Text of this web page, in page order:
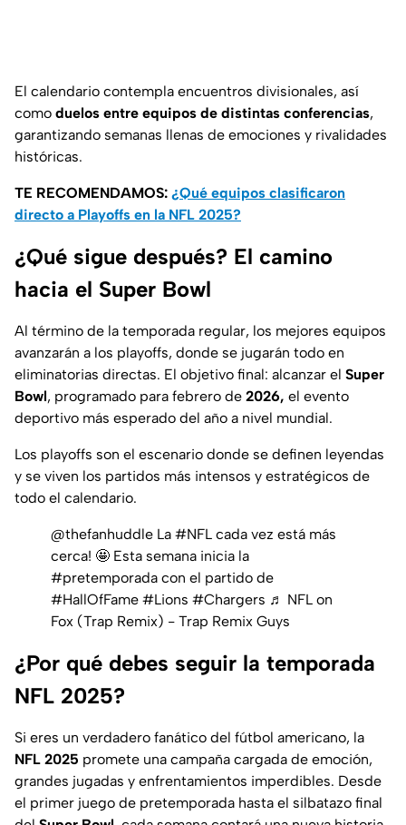
El calendario contempla encuentros divisionales, así
como duelos entre equipos de distintas conferencias,
garantizando semanas llenas de emociones y rivalidades
históricas.
TE RECOMENDAMOS: ¿Qué equipos clasificaron
directo a Playoffs en la NFL 2025?
¿Qué sigue después? El camino
hacia el Super Bowl
Al término de la temporada regular, los mejores equipos
avanzarán a los playoffs, donde se jugarán todo en
eliminatorias directas. El objetivo final: alcanzar el Super
Bowl, programado para febrero de 2026, el evento
deportivo más esperado del año a nivel mundial.
Los playoffs son el escenario donde se definen leyendas
y se viven los partidos más intensos y estratégicos de
todo el calendario.
@thefanhuddle La #NFL cada vez está más
cerca! 🤩 Esta semana inicia la
#pretemporada con el partido de
#HallOfFame #Lions #Chargers ♬ NFL on
Fox (Trap Remix) - Trap Remix Guys
¿Por qué debes seguir la temporada
NFL 2025?
Si eres un verdadero fanático del fútbol americano, la
NFL 2025 promete una campaña cargada de emoción,
grandes jugadas y enfrentamientos imperdibles. Desde
el primer juego de pretemporada hasta el silbatazo final